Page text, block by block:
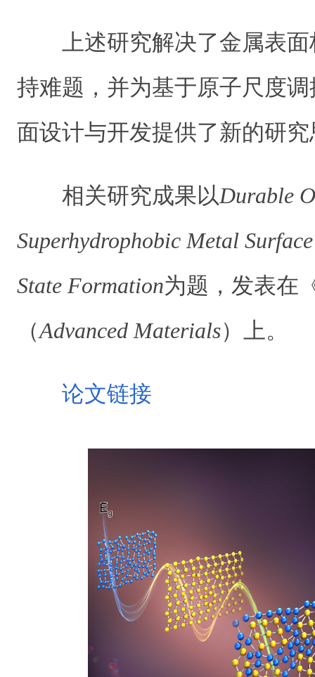
上述研究解决了金属表
持难题，并为基于原子尺度
面设计与开发提供了新的研
相关研究成果以Durable
Superhydrophobic Metal
State Formation为题，发表在
（Advanced Materials）上。
论文链接